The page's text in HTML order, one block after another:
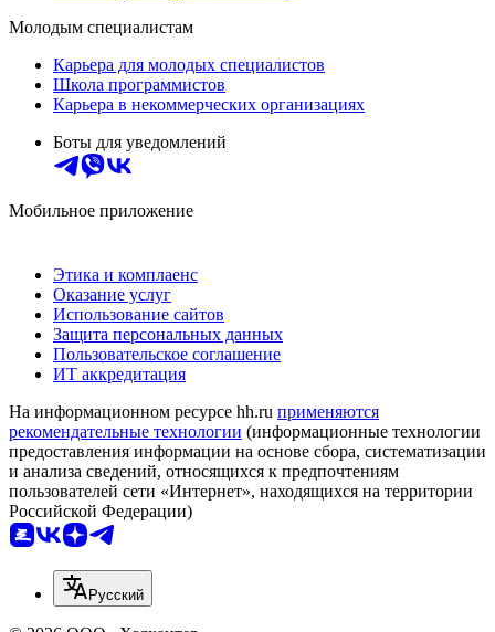
Молодым специалистам
Карьера для молодых специалистов
Школа программистов
Карьера в некоммерческих организациях
Боты для уведомлений
Мобильное приложение
Этика и комплаенс
Оказание услуг
Использование сайтов
Защита персональных данных
Пользовательское соглашение
ИТ аккредитация
На информационном ресурсе hh.ru применяются
рекомендательные технологии (информационные технологии
предоставления информации на основе сбора, систематизации
и анализа сведений, относящихся к предпочтениям
пользователей сети «Интернет», находящихся на территории
Российской Федерации)
Русский